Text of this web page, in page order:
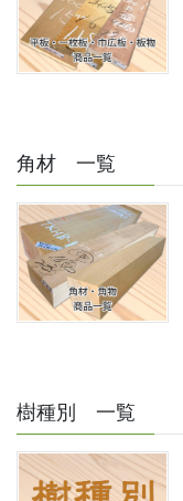
角材 一覧
樹種別 一覧